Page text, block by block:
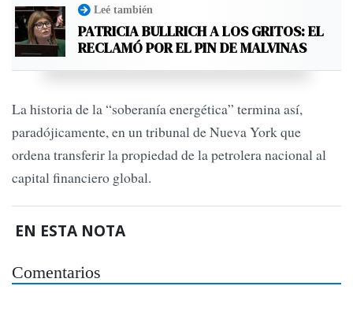
Leé también
PATRICIA BULLRICH A LOS GRITOS: EL
RECLAMÓ POR EL PIN DE MALVINAS
La historia de la “soberanía energética” termina así,
paradójicamente, en un tribunal de Nueva York que
ordena transferir la propiedad de la petrolera nacional al
capital financiero global.
EN ESTA NOTA
Comentarios